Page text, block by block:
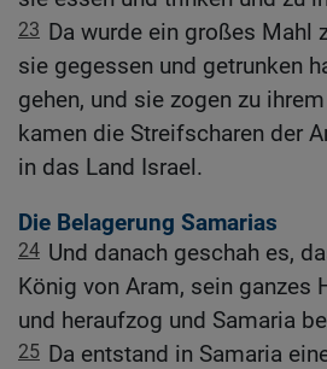
23 Da wurde ein großes Mahl
sie gegessen und getrunken
gehen, und sie zogen zu
kamen die Streifscharen der
in das Land Israel.
Die Belagerung Samarias
24 Und danach geschah es,
König von Aram, sein ganzes
und heraufzog und Samaria
25 Da entstand in Samaria